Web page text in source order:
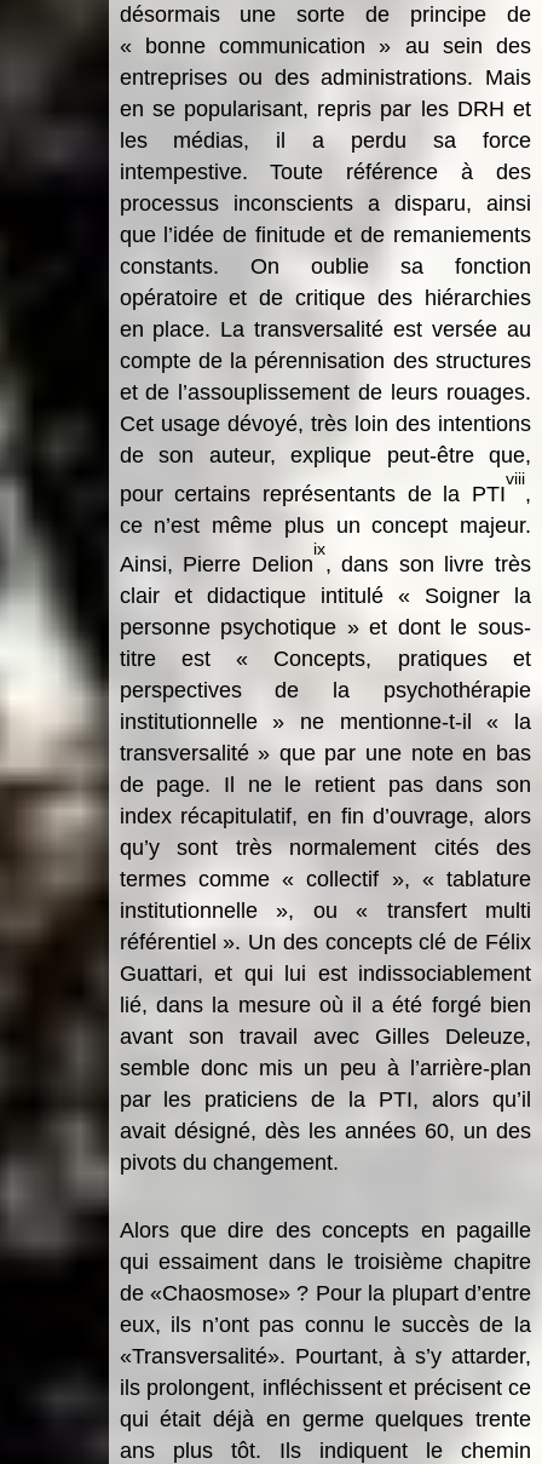
désormais une sorte de principe de
« bonne communication » au sein des
entreprises ou des administrations. Mais
en se popularisant, repris par les DRH et
les médias, il a perdu sa force
intempestive. Toute référence à des
processus inconscients a disparu, ainsi
que l’idée de finitude et de remaniements
constants. On oublie sa fonction
opératoire et de critique des hiérarchies
en place. La transversalité est versée au
compte de la pérennisation des structures
et de l’assouplissement de leurs rouages.
Cet usage dévoyé, très loin des intentions
de son auteur, explique peut-être que,
pour certains représentants de la PTI
viii
,
ce n’est même plus un concept majeur.
Ainsi, Pierre Delion
ix
, dans son livre très
clair et didactique intitulé « Soigner la
personne psychotique » et dont le sous-
titre est « Concepts, pratiques et
perspectives de la psychothérapie
institutionnelle » ne mentionne-t-il « la
transversalité » que par une note en bas
de page. Il ne le retient pas dans son
index récapitulatif, en fin d’ouvrage, alors
qu’y sont très normalement cités des
termes comme « collectif », « tablature
institutionnelle », ou « transfert multi
référentiel ». Un des concepts clé de Félix
Guattari, et qui lui est indissociablement
lié, dans la mesure où il a été forgé bien
avant son travail avec Gilles Deleuze,
semble donc mis un peu à l’arrière-plan
par les praticiens de la PTI, alors qu’il
avait désigné, dès les années 60, un des
pivots du changement.
Alors que dire des concepts en pagaille
qui essaiment dans le troisième chapitre
de «Chaosmose» ? Pour la plupart d’entre
eux, ils n’ont pas connu le succès de la
«Transversalité». Pourtant, à s’y attarder,
ils prolongent, infléchissent et précisent ce
qui était déjà en germe quelques trente
ans plus tôt. Ils indiquent le chemin